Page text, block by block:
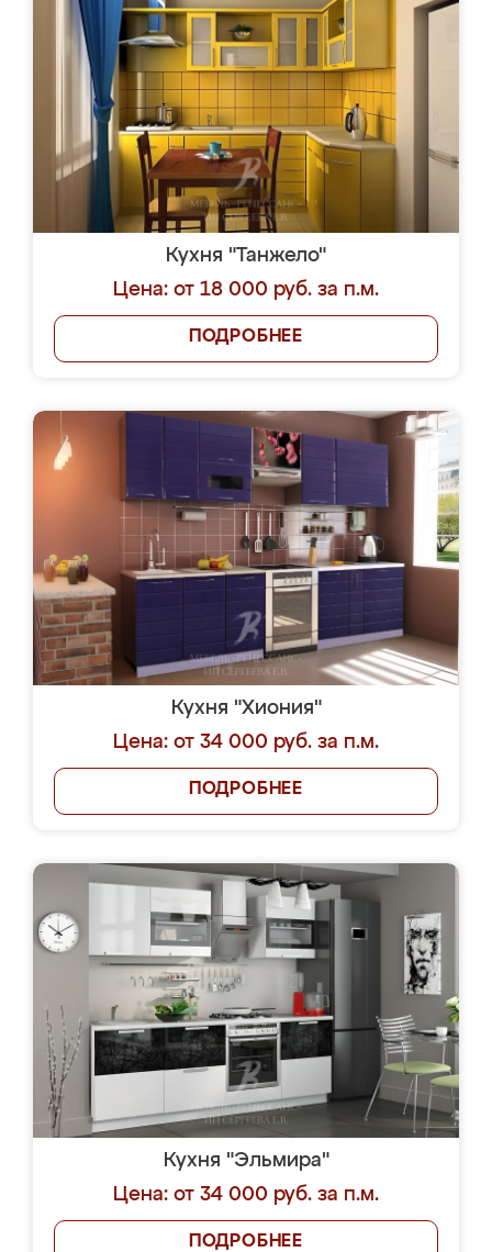
Кухня "Танжело"
Цена: от 18 000 руб. за п.м.
ПОДРОБНЕЕ
Кухня "Хиония"
Цена: от 34 000 руб. за п.м.
ПОДРОБНЕЕ
Кухня "Эльмира"
Цена: от 34 000 руб. за п.м.
ПОДРОБНЕЕ